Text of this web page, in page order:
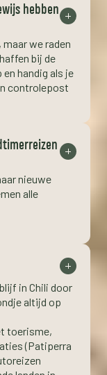
hebben
we raden
bij de
handig als je
controlepost
nieuwe
alle
in Chili door
altijd op
toerisme,
(Patiperra